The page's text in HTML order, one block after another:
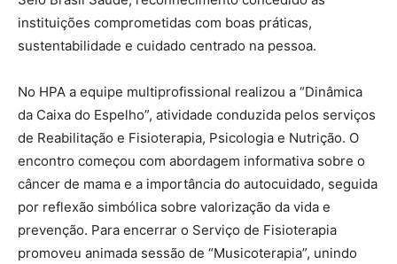
instituições comprometidas com boas práticas,
sustentabilidade e cuidado centrado na pessoa.
No HPA a equipe multiprofissional realizou a “Dinâmica
da Caixa do Espelho”, atividade conduzida pelos serviços
de Reabilitação e Fisioterapia, Psicologia e Nutrição. O
encontro começou com abordagem informativa sobre o
câncer de mama e a importância do autocuidado, seguida
por reflexão simbólica sobre valorização da vida e
prevenção. Para encerrar o Serviço de Fisioterapia
promoveu animada sessão de “Musicoterapia”, unindo